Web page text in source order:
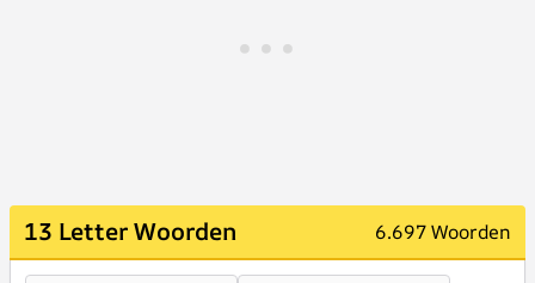
13 Letter Woorden 6.697 Woorden